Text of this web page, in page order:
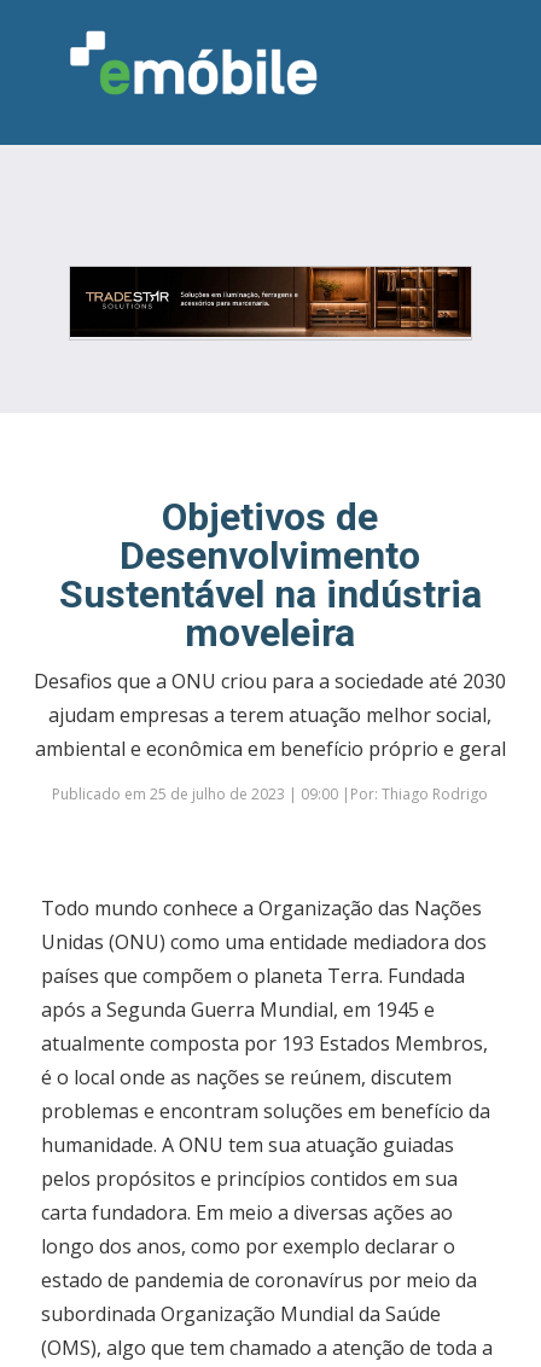
DESIGN & DECORAÇÃO
INDICADORES
FEIRAS NOTÍCIAS
Objetivos de
Desenvolvimento
Sustentável na indústria
moveleira
Desafios que a ONU criou para a sociedade até 2030
ajudam empresas a terem atuação melhor social,
ambiental e econômica em benefício próprio e geral
Publicado em 25 de julho de 2023 | 09:00 |Por: Thiago Rodrigo
Todo mundo conhece a Organização das Nações
Unidas (ONU) como uma entidade mediadora dos
países que compõem o planeta Terra. Fundada
após a Segunda Guerra Mundial, em 1945 e
atualmente composta por 193 Estados Membros,
é o local onde as nações se reúnem, discutem
problemas e encontram soluções em benefício da
humanidade. A ONU tem sua atuação guiadas
pelos propósitos e princípios contidos em sua
carta fundadora. Em meio a diversas ações ao
longo dos anos, como por exemplo declarar o
estado de pandemia de coronavírus por meio da
subordinada Organização Mundial da Saúde
(OMS), algo que tem chamado a atenção de toda a